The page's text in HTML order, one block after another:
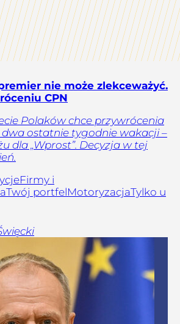
nie może zlekceważyć.
CPN
Polaków chce przywrócenia
dwa ostatnie tygodnie wakacji –
dla „Wprost”. Decyzja w tej
Firmy i
Twój portfelMotoryzacjaTylko u